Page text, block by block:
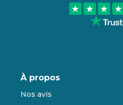
À propos
Nos avis